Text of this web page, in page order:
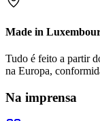
Made in
Tudo é feito a partir
na Europa,
Na imprensa